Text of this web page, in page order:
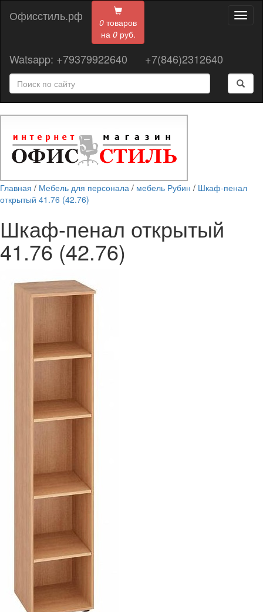
0 товаров
на 0руб.
Офисстиль.рф
Watsapp: +79379922640 +7(846)2312640
Главная / Мебель для персонала / мебель Рубин / Шкаф-пенал
открытый 41.76 (42.76)
Шкаф-пенал открытый
41.76 (42.76)